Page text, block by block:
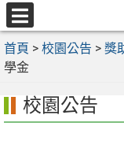
跳
至
主
要
區
選
單
首頁 > 校園公告 > 獎
學金
校園公告